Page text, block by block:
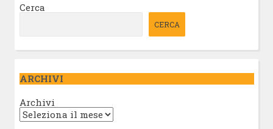
Cerca
CERCA
ARCHIVI
Archivi